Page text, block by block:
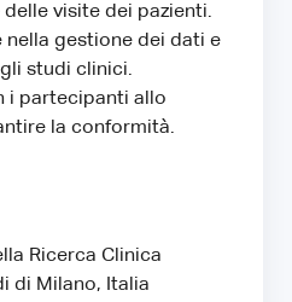
delle visite dei pazienti.
nella gestione dei dati e
studi clinici.
i partecipanti allo
la conformità.
Ricerca Clinica
di Milano, Italia